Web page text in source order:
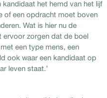
het hemd van het lijf
of een opdracht moet boven
Wat is hier nu de
ervoor zorgen dat de boel
een type mens, een
ook waar een kandidaat op
leven staat.’